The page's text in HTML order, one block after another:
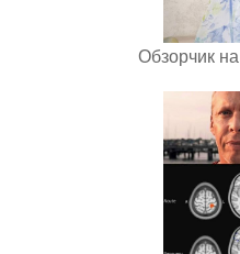
Обзорчик